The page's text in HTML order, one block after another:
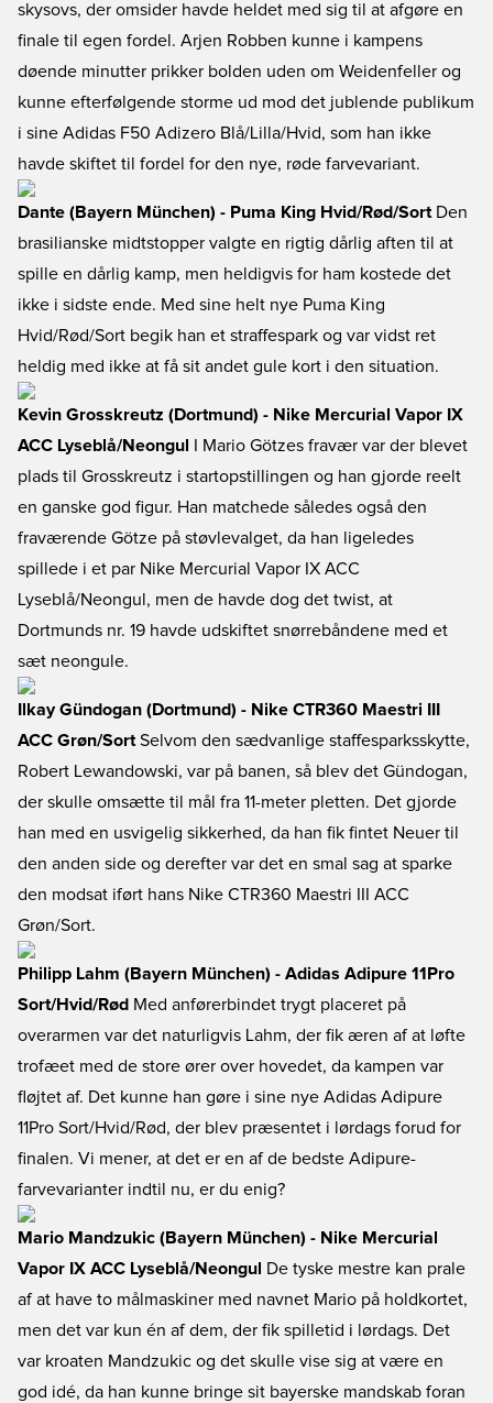
skysovs, der omsider havde heldet med sig til at afgøre en
finale til egen fordel. Arjen Robben kunne i kampens
døende minutter prikker bolden uden om Weidenfeller og
kunne efterfølgende storme ud mod det jublende publikum
i sine Adidas F50 Adizero Blå/Lilla/Hvid, som han ikke
havde skiftet til fordel for den nye, røde farvevariant.
Dante (Bayern München) - Puma King Hvid/Rød/Sort Den
brasilianske midtstopper valgte en rigtig dårlig aften til at
spille en dårlig kamp, men heldigvis for ham kostede det
ikke i sidste ende. Med sine helt nye Puma King
Hvid/Rød/Sort begik han et straffespark og var vidst ret
heldig med ikke at få sit andet gule kort i den situation.
Kevin Grosskreutz (Dortmund) - Nike Mercurial Vapor IX
ACC Lyseblå/Neongul
I Mario Götzes fravær var der blevet
plads til Grosskreutz i startopstillingen og han gjorde reelt
en ganske god figur. Han matchede således også den
fraværende Götze på støvlevalget, da han ligeledes
spillede i et par Nike Mercurial Vapor IX ACC
Lyseblå/Neongul, men de havde dog det twist, at
Dortmunds nr. 19 havde udskiftet snørrebåndene med et
sæt neongule.
Ilkay Gündogan (Dortmund) - Nike CTR360 Maestri III
ACC Grøn/Sort Selvom den sædvanlige staffesparksskytte,
Robert Lewandowski, var på banen, så blev det Gündogan,
der skulle omsætte til mål fra 11-meter pletten. Det gjorde
han med en usvigelig sikkerhed, da han fik fintet Neuer til
den anden side og derefter var det en smal sag at sparke
den modsat iført hans Nike CTR360 Maestri III ACC
Grøn/Sort.
Philipp Lahm (Bayern München) - Adidas Adipure 11Pro
Sort/Hvid/Rød Med anførerbindet trygt placeret på
overarmen var det naturligvis Lahm, der fik æren af at løfte
trofæet med de store ører over hovedet, da kampen var
fløjtet af. Det kunne han gøre i sine nye Adidas Adipure
11Pro Sort/Hvid/Rød, der blev præsentet i lørdags forud for
finalen. Vi mener, at det er en af de bedste Adipure-
farvevarianter indtil nu, er du enig?
Mario Mandzukic (Bayern München) - Nike Mercurial
Vapor IX ACC Lyseblå/Neongul
De tyske mestre kan prale
af at have to målmaskiner med navnet Mario på holdkortet,
men det var kun én af dem, der fik spilletid i lørdags. Det
var kroaten Mandzukic og det skulle vise sig at være en
god idé, da han kunne bringe sit bayerske mandskab foran